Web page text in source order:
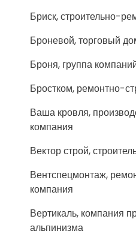
Бриск, строительно-
Броневой, торговый
Броня, группа
Бростком, ремонтно-
Ваша кровля,
компания
Вектор строй,
Вентспецмонтаж,
компания
Вертикаль, компания
альпинизма